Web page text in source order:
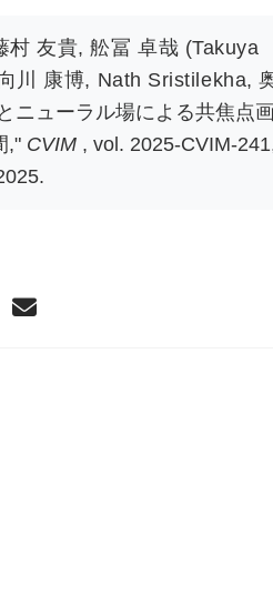
村 友貴,舩冨 卓哉 (Takuya
川 康博, Nath Sristilekha,
ニューラル場による共焦点
," CVIM, vol. 2025-CVIM-